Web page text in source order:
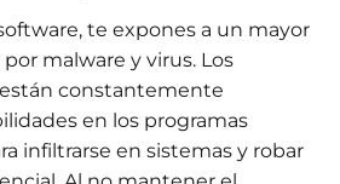
te expones a un mayor
malware y virus. Los
constantemente
en los programas
infiltrarse en sistemas y robar